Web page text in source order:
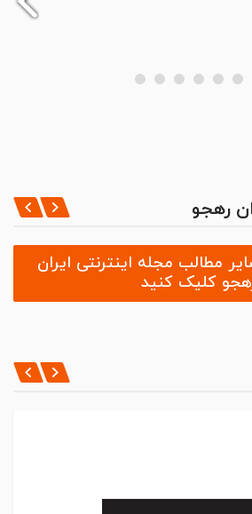
رهجو
مطالب مجله اینترنتی ایران
کلیک کنید